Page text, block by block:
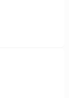
Displays FW-